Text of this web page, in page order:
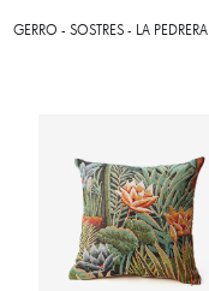
GERRO - SOSTRES - LA PEDRERA